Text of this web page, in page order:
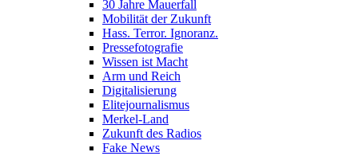
30 Jahre Mauerfall
Mobilität der Zukunft
Hass. Terror. Ignoranz.
Pressefotografie
Wissen ist Macht
Arm und Reich
Digitalisierung
Elitejournalismus
Merkel-Land
Zukunft des Radios
Fake News